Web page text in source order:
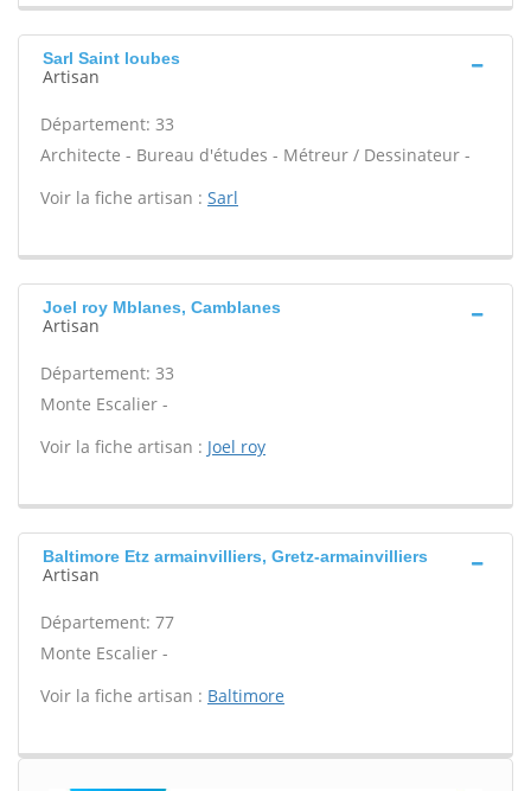
Sarl Saint loubes
Artisan
Département: 33
Architecte - Bureau d'études - Métreur / Dessinateur -
Voir la fiche artisan : Sarl
Joel roy Mblanes, Camblanes
Artisan
Département: 33
Monte Escalier -
Voir la fiche artisan : Joel roy
Baltimore Etz armainvilliers, Gretz-armainvilliers
Artisan
Département: 77
Monte Escalier -
Voir la fiche artisan : Baltimore